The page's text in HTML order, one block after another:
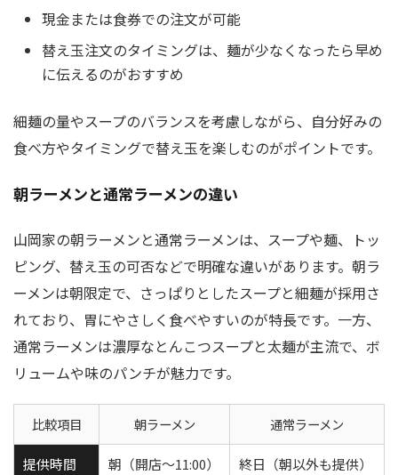
現金または食券での注文が可能
替え玉注文のタイミングは、麺が少なくなったら早め
に伝えるのがおすすめ
細麺の量やスープのバランスを考慮しながら、自分好みの
食べ方やタイミングで替え玉を楽しむのがポイントです。
朝ラーメンと通常ラーメンの違い
山岡家の朝ラーメンと通常ラーメンは、スープや麺、トッ
ピング、替え玉の可否などで明確な違いがあります。朝ラ
ーメンは朝限定で、さっぱりとしたスープと細麺が採用さ
れており、胃にやさしく食べやすいのが特長です。一方、
通常ラーメンは濃厚なとんこつスープと太麺が主流で、ボ
リュームや味のパンチが魅力です。
比較項目 朝ラーメン 通常ラーメン
提供時間 朝（開店～11:00） 終日（朝以外も提供）